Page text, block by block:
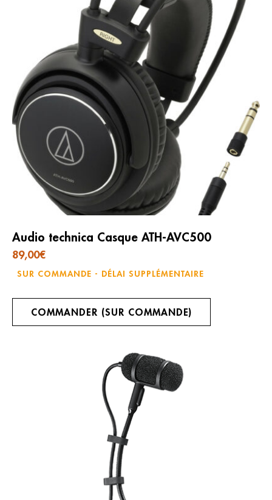
Audio technica Casque ATH-AVC500
89,00€
SUR COMMANDE - DÉLAI SUPPLÉMENTAIRE
COMMANDER (SUR COMMANDE)